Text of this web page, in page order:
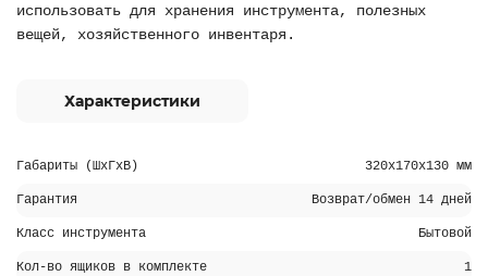
использовать для хранения инструмента, полезных
вещей, хозяйственного инвентаря.
Характеристики
Габариты (ШхГхВ) 320х170х130 мм
Гарантия Возврат/обмен 14 дней
Класс инструмента Бытовой
Кол-во ящиков в комплекте 1